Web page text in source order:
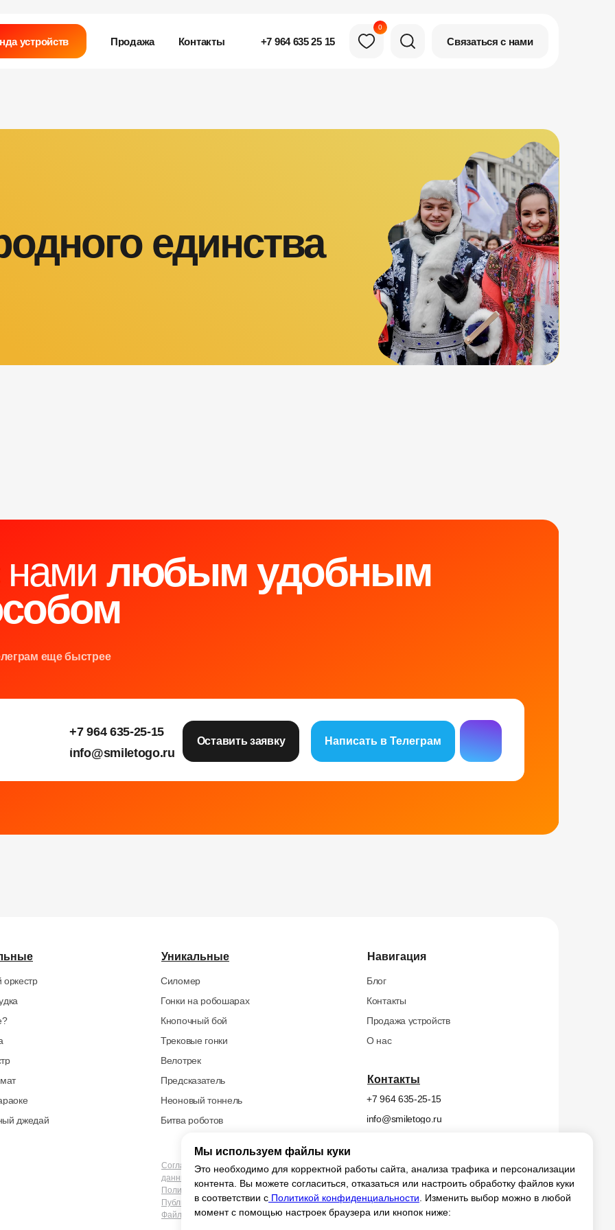
Контакты
Продажа Связаться с нами
устройств
0
+7 964 635 25 15
единства
еще быстрее
Оставить заявку
нами любым удобным
+7 964 635-25-15
info@smiletogo.ru
Написать в Телеграм
Навигация
Уникальные
оркестр
джедай
Согласие на обработку персональных
данных
Политика конфиденциальности
Публичная оферта
Файлы кукис
Силомер
Гонки на робошарах
Кнопочный бой
Трековые гонки
Велотрек
Предсказатель
Неоновый тоннель
Битва роботов
Блог
Контакты
Продажа устройств
Контакты
+7 964 635-25-15
info@smiletogo.ru
О нас
Мы используем файлы куки
Это необходимо для корректной работы сайта, анализа трафика и персонализации
контента. Вы можете согласиться, отказаться или настроить обработку файлов куки
в соответствии с Политикой конфиденциальности. Изменить выбор можно в любой
момент с помощью настроек браузера или кнопок ниже: